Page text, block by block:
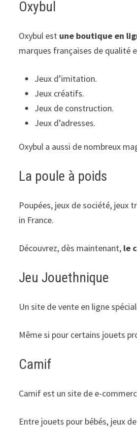
Oxybul
Oxybul est une boutique en
marques françaises de qualité
Jeux d’imitation.
Jeux créatifs.
Jeux de construction.
Jeux d’adresses.
Oxybul a aussi de nombreux
La poule à poids
Poupées, jeux de société, jeux
in France.
Découvrez, dès maintenant, le
Jeu Jouethnique
Un site de vente en ligne
Même si pour certains jouets
Camif
Camif est un site de e-
Entre jouets pour bébés, jeux